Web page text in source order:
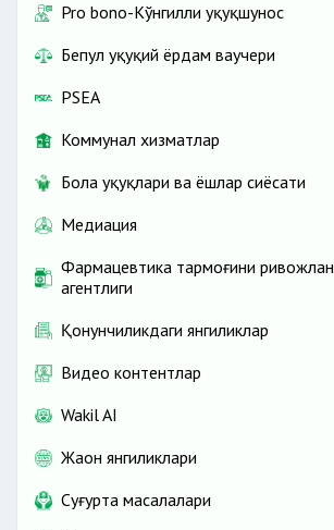
Pro bono-Кўнгилли ҳуқуқшунос
Бепул ҳуқуқий ёрдам ваучери
PSEA
Коммунал хизматлар
Бола ҳуқуқлари ва ёшлар сиёсати
Медиация
Фармацевтика тармоғини
агентлиги
Қонунчиликдаги янгиликлар
Видео контентлар
Wakil AI
Жаҳон янгиликлари
Cуғурта масалалари